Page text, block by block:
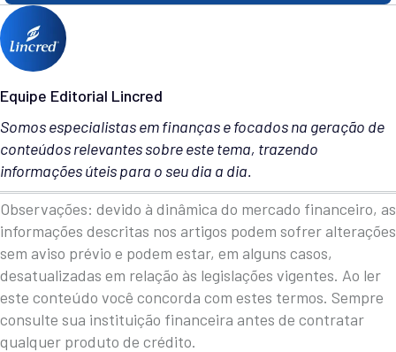
Equipe Editorial Lincred
Somos especialistas em finanças e focados na geração de
conteúdos relevantes sobre este tema, trazendo
informações úteis para o seu dia a dia.
Observações: devido à dinâmica do mercado financeiro, as
informações descritas nos artigos podem sofrer alterações
sem aviso prévio e podem estar, em alguns casos,
desatualizadas em relação às legislações vigentes. Ao ler
este conteúdo você concorda com estes termos. Sempre
consulte sua instituição financeira antes de contratar
qualquer produto de crédito.